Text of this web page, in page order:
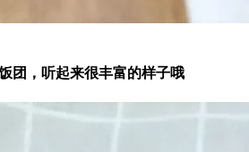
团，听起来很丰富的样子哦